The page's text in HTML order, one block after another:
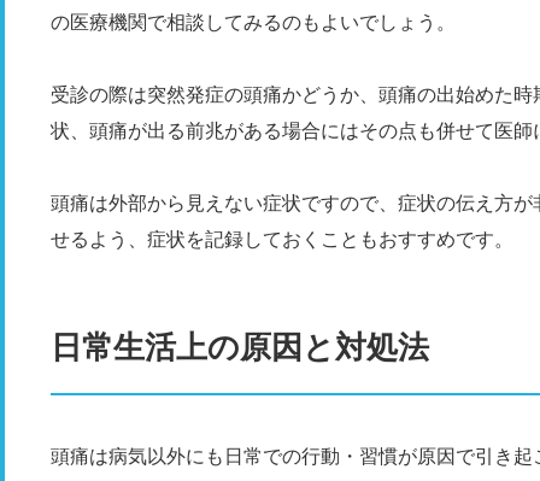
の医療機関で相談してみるのもよいでしょう。
受診の際は突然発症の頭痛かどうか、頭痛の出始めた
状、頭痛が出る前兆がある場合にはその点も併せて医師
頭痛は外部から見えない症状ですので、症状の伝え方
せるよう、症状を記録しておくこともおすすめです。
日常生活上の原因と対処法
頭痛は病気以外にも日常での行動・習慣が原因で引き